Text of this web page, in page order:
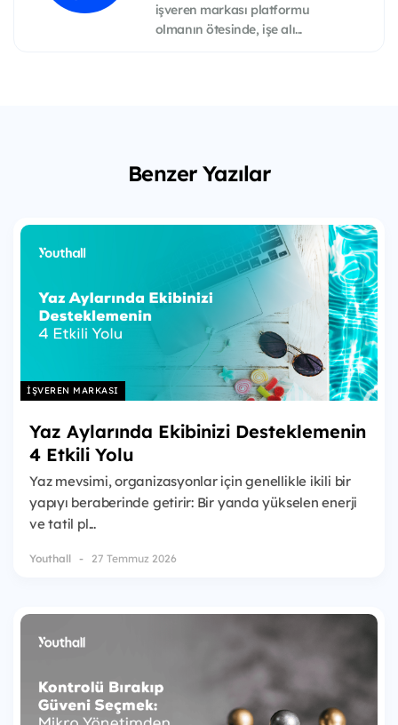
işveren markası platformu
olmanın ötesinde, işe alı...
Benzer Yazılar
İŞVEREN MARKASI
Yaz Aylarında Ekibinizi Desteklemenin
4 Etkili Yolu
Yaz mevsimi, organizasyonlar için genellikle ikili bir
yapıyı beraberinde getirir: Bir yanda yükselen enerji
ve tatil pl...
Youthall 27 Temmuz 2026